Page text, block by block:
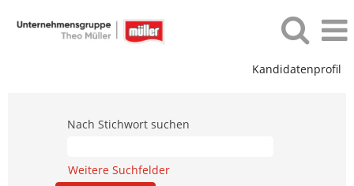
Kandidatenprofil
Nach Stichwort suchen
Weitere Suchfelder